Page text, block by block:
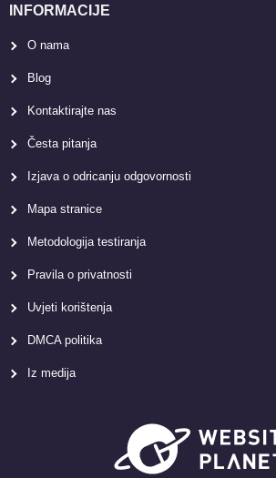
INFORMACIJE
O nama
Blog
Kontaktirajte nas
Česta pitanja
Izjava o odricanju odgovornosti
Mapa stranice
Metodologija testiranja
Pravila o privatnosti
Uvjeti korištenja
DMCA politika
Iz medija